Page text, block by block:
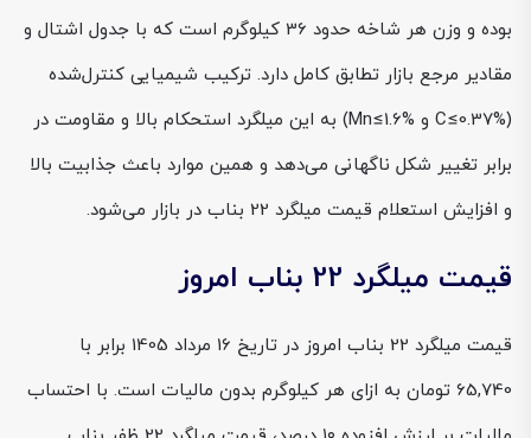
بوده و وزن هر شاخه حدود 36 کیلوگرم است که با جدول اشتال و
مقادیر مرجع بازار تطابق کامل دارد. ترکیب شیمیایی کنترل‌شده
(C≤0.37% و Mn≤1.6%) به این میلگرد استحکام بالا و مقاومت در
برابر تغییر شکل ناگهانی می‌دهد و همین موارد باعث جذابیت بالا
و افزایش استعلام قیمت میلگرد 22 بناب در بازار می‌شود.
قیمت میلگرد 22 بناب امروز
قیمت میلگرد 22 بناب امروز در تاریخ 16 مرداد 1405 برابر با
65,740 تومان به ازای هر کیلوگرم بدون مالیات است. با احتساب